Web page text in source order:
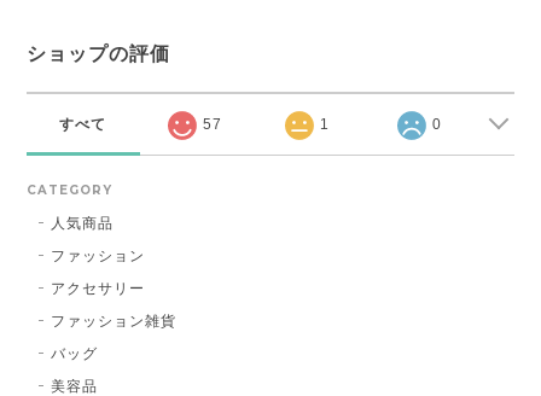
ショップの評価
すべて 57 1 0
CATEGORY
人気商品
ファッション
アクセサリー
ファッション雑貨
バッグ
美容品